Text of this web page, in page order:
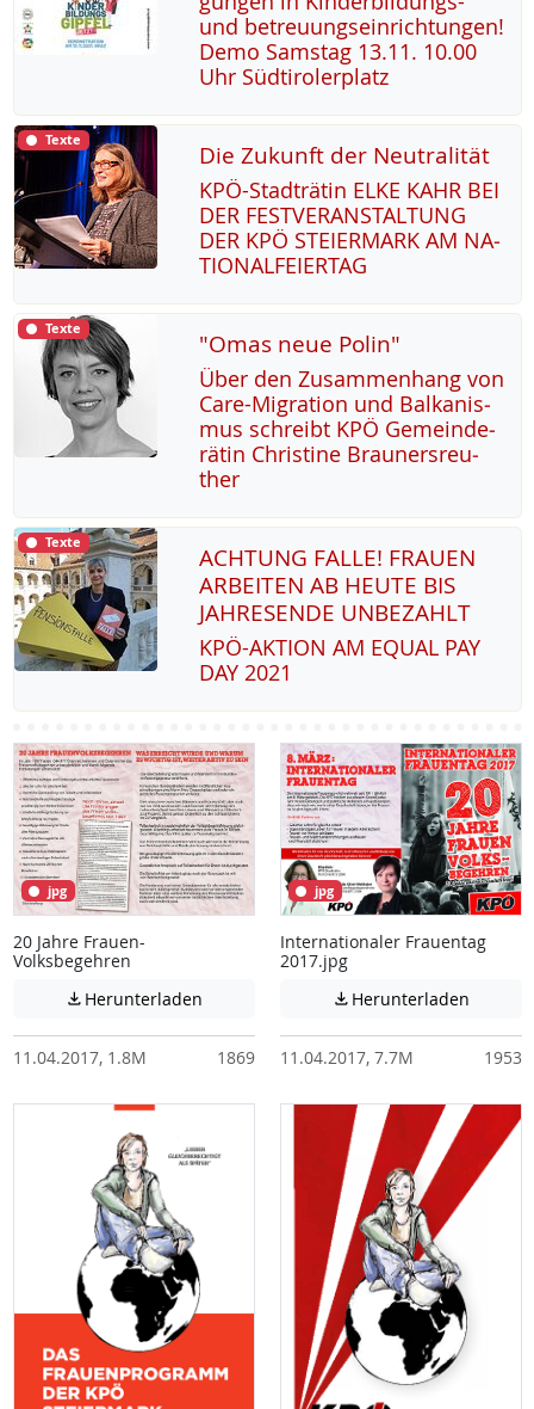
und be­t­reu­ung­s­ein­rich­tun­gen!
De­mo Sams­tag 13.11. 10.00
Uhr Süd­t­i­ro­ler­platz
Texte Die Zukunft der Neutralität
KPÖ-Stadträ­tin EL­KE KAHR BEI
DER FEST­VER­AN­STAL­TUNG
DER KPÖ STEI­ER­MARK AM NA­
TIO­NAL­FEI­ER­TAG
Texte "Omas neue Polin"
Über den Zu­sam­men­hang von
Ca­re-Mi­g­ra­ti­on und Bal­ka­nis­
mus sch­reibt KPÖ Ge­mein­de­
rä­tin Chris­ti­ne Brau­n­ers­reu­
ther
Texte
ACHTUNG FALLE! FRAUEN
ARBEITEN AB HEUTE BIS
JAHRESENDE UNBEZAHLT
KPÖ-AK­TI­ON AM EQUAL PAY
DAY 2021
jpg
20 Jahre Frauen-
Volksbegehren
 Herunterladen Achtung: Diese Datei enthält unter
11.04.2017, 1.8M 1869
jpg
Internationaler Frauentag
2017.jpg
 Herunterladen
11.04.2017, 7.7M 1953